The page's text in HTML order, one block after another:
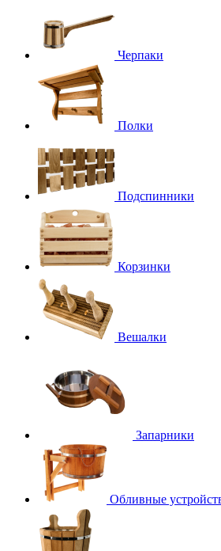
Черпаки
Полки
Подспинники
Корзинки
Вешалки
Запарники
Обливные